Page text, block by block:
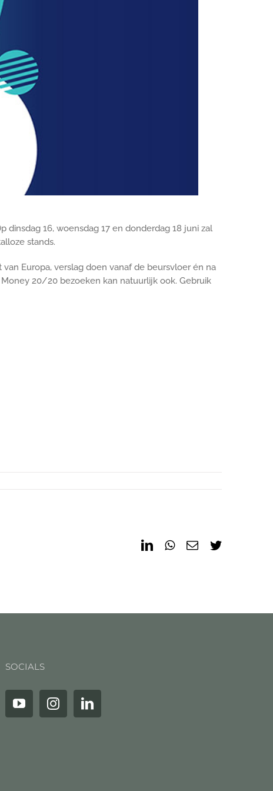
16, woensdag 17 en donderdag 18 juni zal
stands.
Europa, verslag doen vanaf de beursvloer én na
20/20 bezoeken kan natuurlijk ook. Gebruik
LinkedInWhatsApp
EmailTwitter
SOCIALS